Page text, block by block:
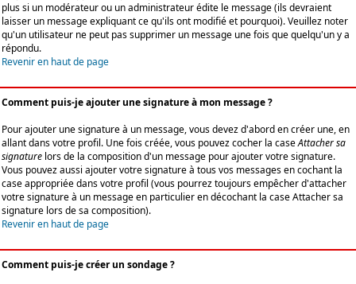
plus si un modérateur ou un administrateur édite le message (ils devraient
laisser un message expliquant ce qu'ils ont modifié et pourquoi). Veuillez noter
qu'un utilisateur ne peut pas supprimer un message une fois que quelqu'un y a
répondu.
Revenir en haut de page
Comment puis-je ajouter une signature à mon message ?
Pour ajouter une signature à un message, vous devez d'abord en créer une, en
allant dans votre profil. Une fois créée, vous pouvez cocher la caseAttacher sa
signature lors de la composition d'un message pour ajouter votre signature.
Vous pouvez aussi ajouter votre signature à tous vos messages en cochant la
case appropriée dans votre profil (vous pourrez toujours empêcher d'attacher
votre signature à un message en particulier en décochant la case Attacher sa
signature lors de sa composition).
Revenir en haut de page
Comment puis-je créer un sondage ?